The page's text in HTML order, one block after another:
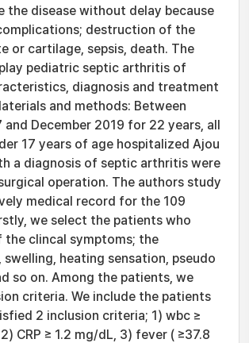
the disease without delay because
destruction of the
or cartilage, sepsis, death. The
pediatric septic arthritis of
diagnosis and treatment
and methods: Between
and December 2019 for 22 years, all
17 years of age hospitalized Ajou
a diagnosis of septic arthritis were
operation. The authors study
medical record for the 109
we select the patients who
the clincal symptoms; the
swelling, heating sensation, pseudo
so on. Among the patients, we
criteria. We include the patients
2 inclusion criteria; 1) wbc ≥
CRP ≥ 1.2 mg/dL, 3) fever ( ≥37.8